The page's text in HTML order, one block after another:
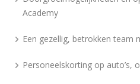
Academy
Een gezellig, betrokken team
Personeelskorting op auto’s,